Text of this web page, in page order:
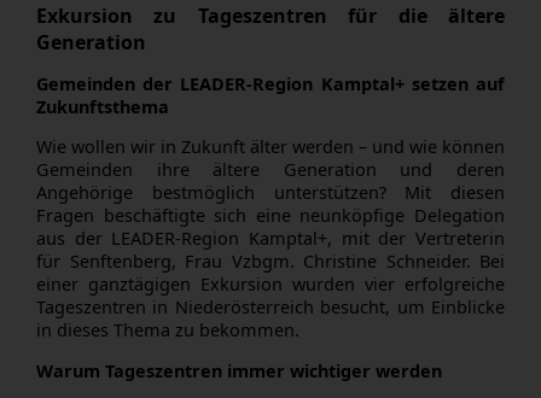
Exkursion zu Tageszentren für die ältere
Generation
Gemeinden der LEADER-Region Kamptal+ setzen auf
Zukunftsthema
Wie wollen wir in Zukunft älter werden – und wie können
Gemeinden ihre ältere Generation und deren
Angehörige bestmöglich unterstützen? Mit diesen
Fragen beschäftigte sich eine neunköpfige Delegation
aus der LEADER‑Region Kamptal+, mit der Vertreterin
für Senftenberg, Frau Vzbgm. Christine Schneider. Bei
einer ganztägigen Exkursion wurden vier erfolgreiche
Tageszentren in Niederösterreich besucht, um Einblicke
in dieses Thema zu bekommen.
Warum Tageszentren immer wichtiger werden